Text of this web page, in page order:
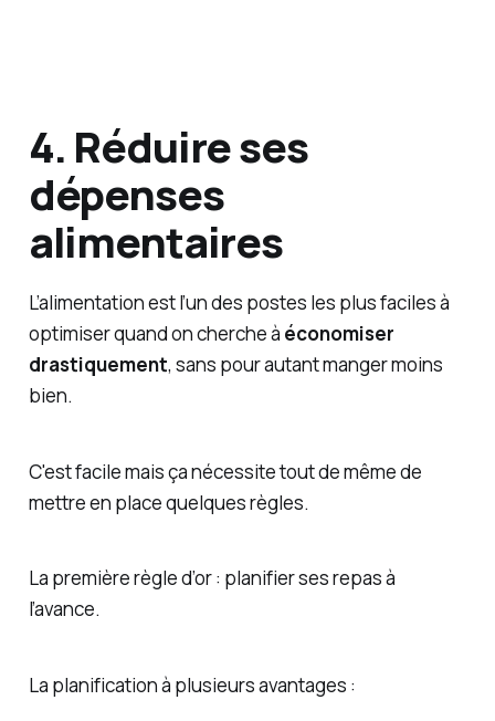
4. Réduire ses
dépenses
alimentaires
L’alimentation est l’un des postes les plus faciles à
optimiser quand on cherche à économiser
drastiquement, sans pour autant manger moins
bien.
C'est facile mais ça nécessite tout de même de
mettre en place quelques règles.
La première règle d’or : planifier ses repas à
l’avance.
La planification à plusieurs avantages :